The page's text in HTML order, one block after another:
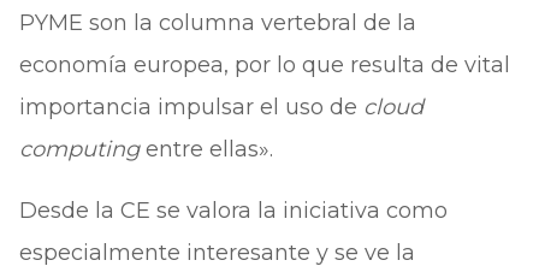
PYME son la columna vertebral de la
economía europea, por lo que resulta de vital
importancia impulsar el uso de cloud
computingentre ellas».
Desde la CE se valora la iniciativa como
especialmente interesante y se ve la